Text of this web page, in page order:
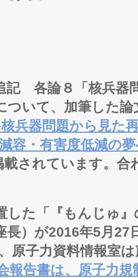
記 各論８「核兵器
ついて、加筆した論
兵器問題から見た
容・有害度低減の
載されています。合
した「『もんじゅ
長）が2016年5月27
原子力資料情報室は
報告書は、原子力